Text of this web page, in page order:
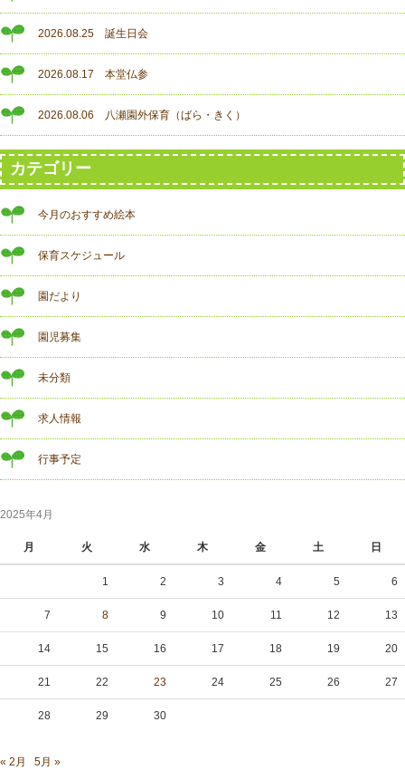
2026.08.25 誕生日会
2026.08.17 本堂仏参
2026.08.06 八瀬園外保育（ばら・きく）
カテゴリー
今月のおすすめ絵本
保育スケジュール
園だより
園児募集
未分類
求人情報
行事予定
2025年4月
月 火 水 木 金 土 日
1 2 3 4 5 6
7 8 9 10 11 12 13
14 15 16 17 18 19 20
21 22 23 24 25 26 27
28 29 30
« 2月 5月 »